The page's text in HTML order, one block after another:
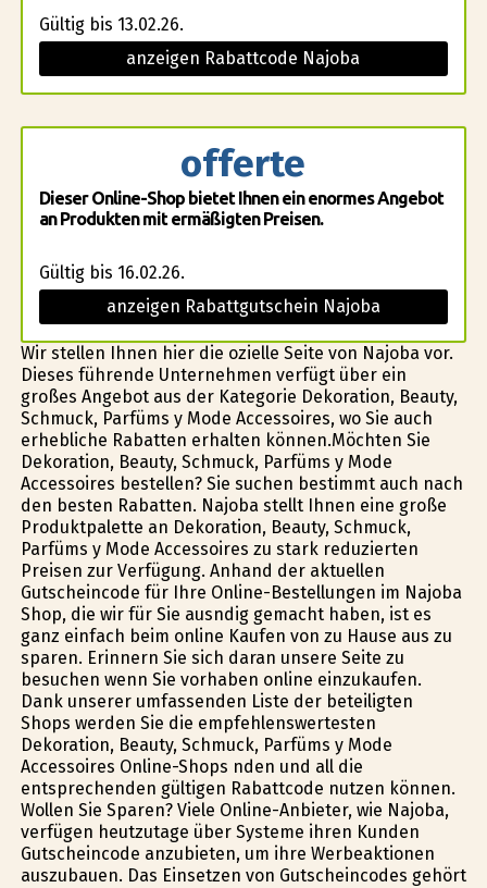
Gültig bis 13.02.26.
anzeigen Rabattcode Najoba
offerte
Dieser Online-Shop bietet Ihnen ein enormes Angebot
an Produkten mit ermäßigten Preisen.
Gültig bis 16.02.26.
anzeigen Rabattgutschein Najoba
Wir stellen Ihnen hier die ofizielle Seite von Najoba vor.
Dieses führende Unternehmen verfügt über ein
großes Angebot aus der Kategorie Dekoration, Beauty,
Schmuck, Parfüms y Mode Accessoires, wo Sie auch
erhebliche Rabatten erhalten können.Möchten Sie
Dekoration, Beauty, Schmuck, Parfüms y Mode
Accessoires bestellen? Sie suchen bestimmt auch nach
den besten Rabatten. Najoba stellt Ihnen eine große
Produktpalette an Dekoration, Beauty, Schmuck,
Parfüms y Mode Accessoires zu stark reduzierten
Preisen zur Verfügung. Anhand der aktuellen
Gutscheincode für Ihre Online-Bestellungen im Najoba
Shop, die wir für Sie ausfindig gemacht haben, ist es
ganz einfach beim online Kaufen von zu Hause aus zu
sparen. Erinnern Sie sich daran unsere Seite zu
besuchen wenn Sie vorhaben online einzukaufen.
Dank unserer umfassenden Liste der beteiligten
Shops werden Sie die empfehlenswertesten
Dekoration, Beauty, Schmuck, Parfüms y Mode
Accessoires Online-Shops finden und all die
entsprechenden gültigen Rabattcode nutzen können.
Wollen Sie Sparen? Viele Online-Anbieter, wie Najoba,
verfügen heutzutage über Systeme ihren Kunden
Gutscheincode anzubieten, um ihre Werbeaktionen
auszubauen. Das Einsetzen von Gutscheincodes gehört